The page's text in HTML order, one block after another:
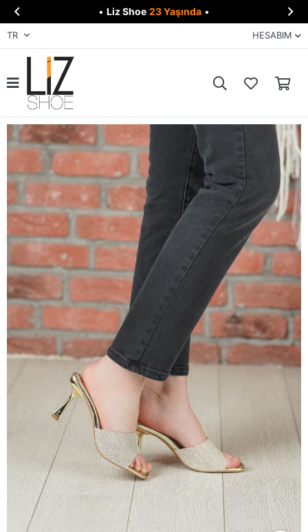
 • Liz Shoe 23 Yaşında • 
TR HESABIM